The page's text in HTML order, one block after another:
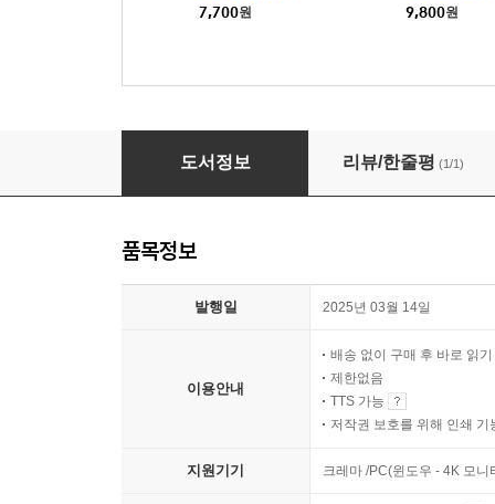
7,700원 9,800원
살아나는 교회
도서정보 리뷰/한줄평 (1/1)
품목정보
발행일 2025년 03월 14일
이용안내
배송 없이 구매 후 바로 읽기
제한없음
TTS 가능
저작권 보호를 위해 인쇄 기
지원기기 크레마 /PC(윈도우 - 4K 모